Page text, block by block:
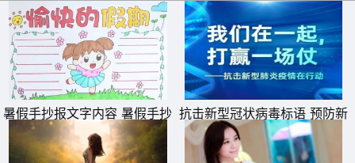
暑假手抄报文字内容 暑假手抄
报简单又好看
抗击新型冠状病毒标语 预防新
型肺炎从我做起横幅宣传语